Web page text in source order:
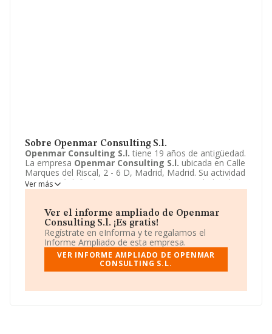
Sobre Openmar Consulting S.l.
Openmar Consulting S.l. tiene 19 años de antigüedad.
La empresa Openmar Consulting S.l. ubicada en Calle
Marques del Riscal, 2 - 6 D, Madrid, Madrid. Su actividad
CNAE está definida como 7020 - Otras actividades de
consultoría de gestión empresarial. La forma jurídica de
Ver más
Ver el informe ampliado de Openmar
Consulting S.l. ¡Es gratis!
Regístrate en eInforma y te regalamos el
Informe Ampliado de esta empresa.
VER INFORME AMPLIADO DE OPENMAR
CONSULTING S.L.